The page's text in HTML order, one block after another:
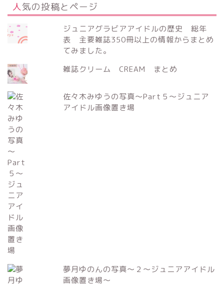
人気の投稿とページ
ジュニアグラビアアイドルの歴史 総年
表 主要雑誌350冊以上の情報からまとめ
てみました。
雑誌クリーム CREAM まとめ
佐々木みゆうの写真～Part５～ジュニア
アイドル画像置き場
夢月ゆのんの写真～２～ジュニアアイドル
画像置き場～